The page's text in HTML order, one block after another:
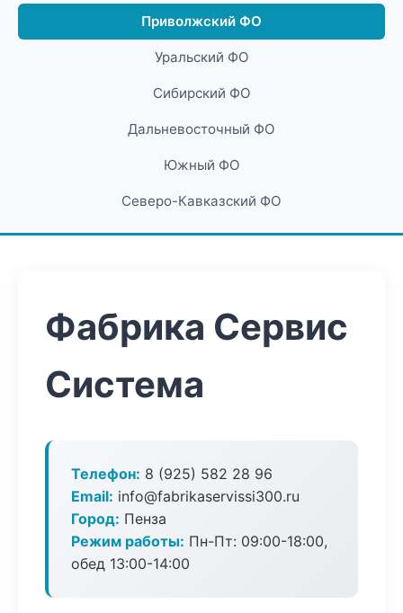
Приволжский ФО
Уральский ФО
Сибирский ФО
Дальневосточный ФО
Южный ФО
Северо-Кавказский ФО
Фабрика Сервис
Система
Телефон: 8 (925) 582 28 96
Email: info@fabrikaservissi300.ru
Город: Пенза
Режим работы: Пн-Пт: 09:00-18:00,
обед 13:00-14:00